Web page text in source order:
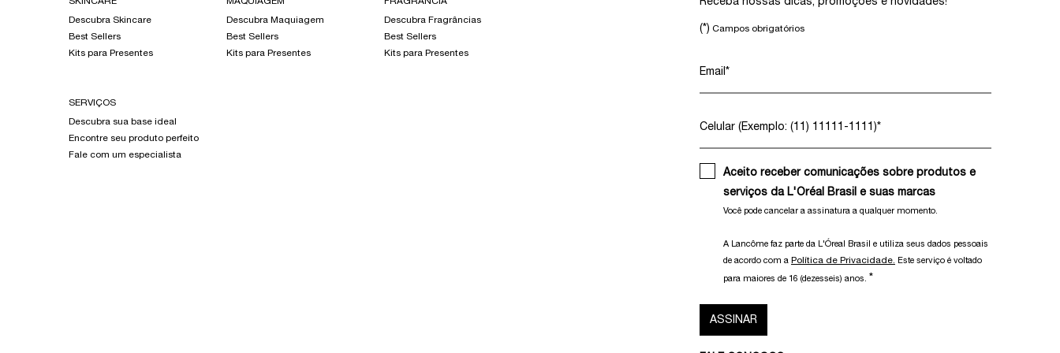
Descubra Skincare
Best Sellers
Kits para Presentes
SERVIÇOS
Descubra sua base ideal
Encontre seu produto perfeito
Fale com um especialista
Descubra Maquiagem
Best Sellers
Kits para Presentes
Descubra Fragrâncias
Best Sellers
Kits para Presentes
(*) Campos obrigatórios
Email *
Celular (Exemplo: (11) 11111-1111)*
Aceito receber comunicações sobre produtos e
serviços da L'Oréal Brasil e suas marcas
Você pode cancelar a assinatura a qualquer momento.​
A Lancôme faz parte da L'Óreal Brasil e utiliza seus dados pessoais
de acordo com a Política de Privacidade. Este serviço é voltado
para maiores de 16 (dezesseis) anos. *
ASSINAR